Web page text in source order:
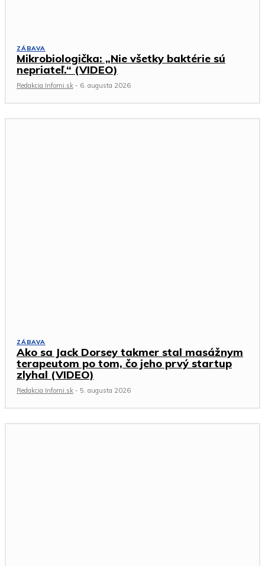
ZÁBAVA
Mikrobiologička: „Nie všetky baktérie sú
nepriateľ.“ (VIDEO)
Redakcia Infomi.sk - 6. augusta 2026
ZÁBAVA
Ako sa Jack Dorsey takmer stal masážnym
terapeutom po tom, čo jeho prvý startup
zlyhal (VIDEO)
Redakcia Infomi.sk - 5. augusta 2026